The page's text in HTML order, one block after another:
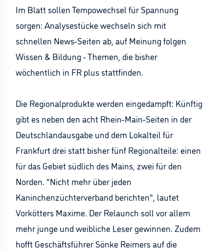
Im Blatt sollen Tempowechsel für Spannung
sorgen: Analysestücke wechseln sich mit
schnellen News-Seiten ab, auf Meinung folgen
Wissen & Bildung - Themen, die bisher
wöchentlich in FR plus stattfinden.
Die Regionalprodukte werden eingedampft: Künftig
gibt es neben den acht Rhein-Main-Seiten in der
Deutschlandausgabe und dem Lokalteil für
Frankfurt drei statt bisher fünf Regionalteile: einen
für das Gebiet südlich des Mains, zwei für den
Norden. "Nicht mehr über jeden
Kaninchenzüchterverband berichten", lautet
Vorkötters Maxime. Der Relaunch soll vor allem
mehr junge und weibliche Leser gewinnen. Zudem
hofft Geschäftsführer Sönke Reimers auf die